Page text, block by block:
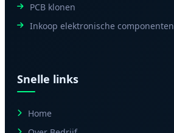
PCB klonen
Inkoop elektronische componenten
Snelle links
Home